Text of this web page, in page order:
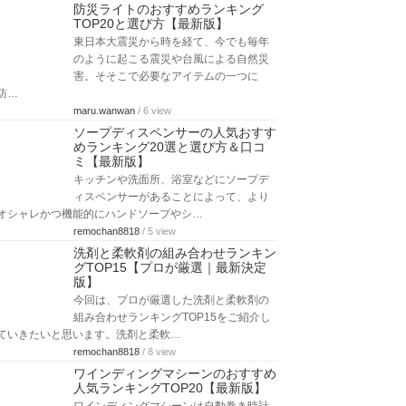
防災ライトのおすすめランキング
TOP20と選び方【最新版】
東日本大震災から時を経て、今でも毎年
のように起こる震災や台風による自然災
害。そそこで必要なアイテムの一つに
…
maru.wanwan / 6 view
ソープディスペンサーの人気おすす
めランキング20選と選び方＆口コ
ミ【最新版】
キッチンや洗面所、浴室などにソープデ
ィスペンサーがあることによって、より
シャレかつ機能的にハンドソープやシ…
remochan8818 / 5 view
洗剤と柔軟剤の組み合わせランキン
グTOP15【プロが厳選｜最新決定
版】
今回は、プロが厳選した洗剤と柔軟剤の
組み合わせランキングTOP15をご紹介し
いきたいと思います。洗剤と柔軟…
remochan8818 / 8 view
ワインディングマシーンのおすすめ
人気ランキングTOP20【最新版】